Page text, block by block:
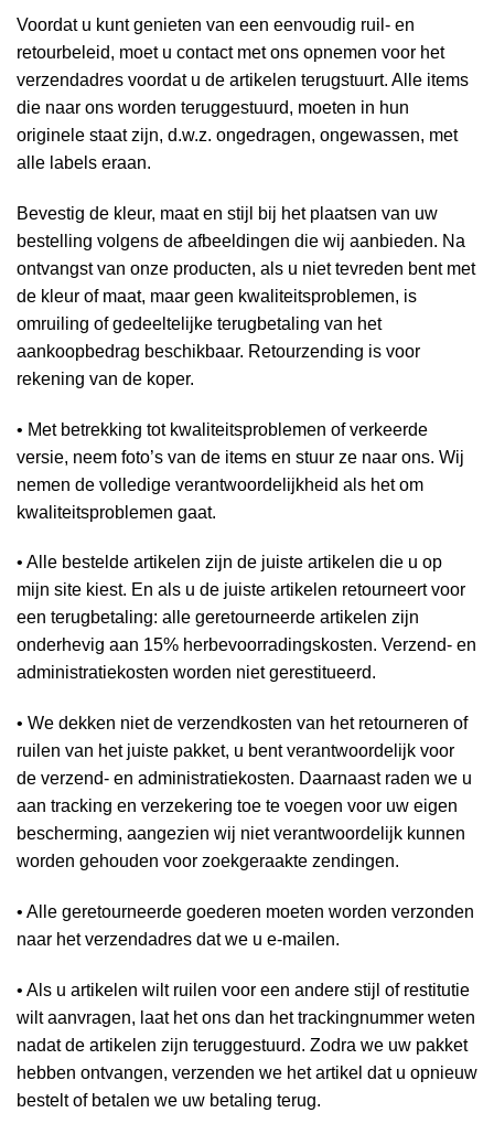
Voordat u kunt genieten van een eenvoudig ruil- en
retourbeleid, moet u contact met ons opnemen voor het
verzendadres voordat u de artikelen terugstuurt. Alle items
die naar ons worden teruggestuurd, moeten in hun
originele staat zijn, d.w.z. ongedragen, ongewassen, met
alle labels eraan.
Bevestig de kleur, maat en stijl bij het plaatsen van uw
bestelling volgens de afbeeldingen die wij aanbieden. Na
ontvangst van onze producten, als u niet tevreden bent met
de kleur of maat, maar geen kwaliteitsproblemen, is
omruiling of gedeeltelijke terugbetaling van het
aankoopbedrag beschikbaar. Retourzending is voor
rekening van de koper.
• Met betrekking tot kwaliteitsproblemen of verkeerde
versie, neem foto’s van de items en stuur ze naar ons. Wij
nemen de volledige verantwoordelijkheid als het om
kwaliteitsproblemen gaat.
• Alle bestelde artikelen zijn de juiste artikelen die u op
mijn site kiest. En als u de juiste artikelen retourneert voor
een terugbetaling: alle geretourneerde artikelen zijn
onderhevig aan 15% herbevoorradingskosten. Verzend- en
administratiekosten worden niet gerestitueerd.
• We dekken niet de verzendkosten van het retourneren of
ruilen van het juiste pakket, u bent verantwoordelijk voor
de verzend- en administratiekosten. Daarnaast raden we u
aan tracking en verzekering toe te voegen voor uw eigen
bescherming, aangezien wij niet verantwoordelijk kunnen
worden gehouden voor zoekgeraakte zendingen.
• Alle geretourneerde goederen moeten worden verzonden
naar het verzendadres dat we u e-mailen.
• Als u artikelen wilt ruilen voor een andere stijl of restitutie
wilt aanvragen, laat het ons dan het trackingnummer weten
nadat de artikelen zijn teruggestuurd. Zodra we uw pakket
hebben ontvangen, verzenden we het artikel dat u opnieuw
bestelt of betalen we uw betaling terug.